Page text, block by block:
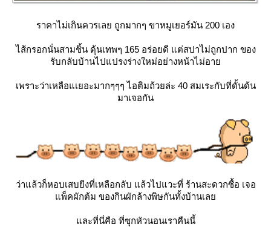
ราคาไม่เกินควรเลย ถูกมากๆ ขาหมูเยอร์มัน 200 เอง
ไส้กรอกนั่นสามชิ้น ดุ้นเทพๆ 165 อร่อยดี แต่สปาไม่ถูกปาก ของ
รับกลับบ้านไปแปรงร่างใหม่อย่างหน้าไม่อา
เพราะว่าเหลือแเยอะมากๆๆๆ ไอติมถ้วยล่ะ 40 สมเระกับที่ดั้นด้น
มาเจอกัน
ว่าแล้วก็หอบเสบยีงที่เหลือกลับ แล้วไปแวะที่ ร้านสะดวกซื้อ เจอ
พ็คผักต้ม ของกินผักล้างพิษกันทั้งบ้านเล
ละที่นี่คือ ที่ซุกหัวนอนเราคืนนี้